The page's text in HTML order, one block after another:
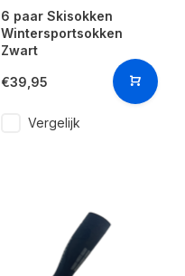
6 paar Skisokken
Wintersportsokken
Zwart
€39,95
Vergelijk